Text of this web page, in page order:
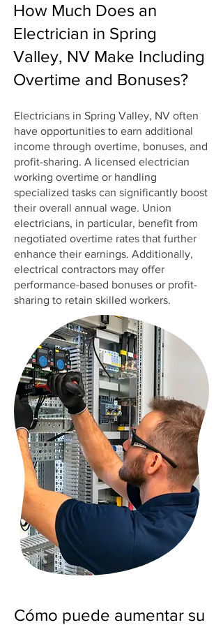
How Much Does an
Electrician in Spring
Valley, NV Make Including
Overtime and Bonuses?
Electricians in Spring Valley, NV often
have opportunities to earn additional
income through overtime, bonuses, and
profit-sharing. A licensed electrician
working overtime or handling
specialized tasks can significantly boost
their overall annual wage. Union
electricians, in particular, benefit from
negotiated overtime rates that further
enhance their earnings. Additionally,
electrical contractors may offer
performance-based bonuses or profit-
sharing to retain skilled workers.
Cómo puede aumentar su